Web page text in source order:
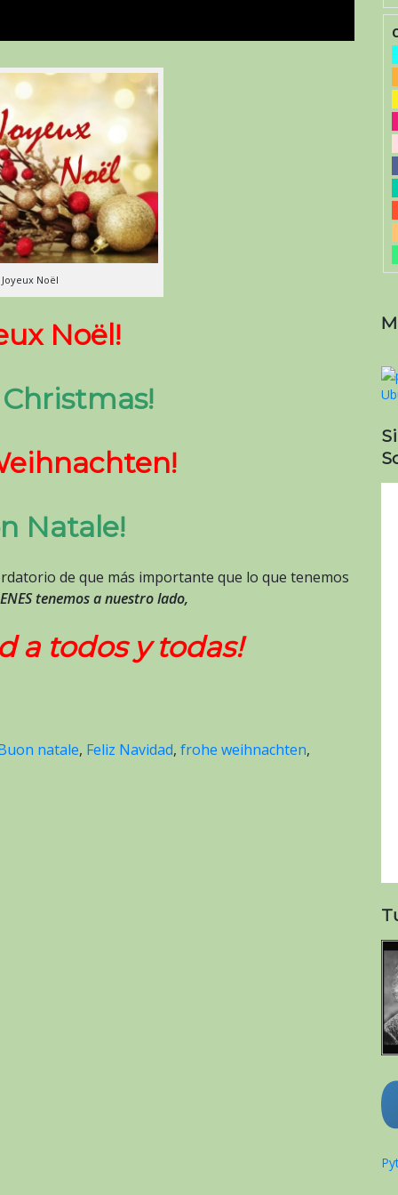
Joyeux Noël
Noël!
Christmas!
Natale!
de que más importante que lo que tenemos
tenemos a nuestro lado,
a todos y todas!
natale, Feliz Navidad, frohe weihnachten,